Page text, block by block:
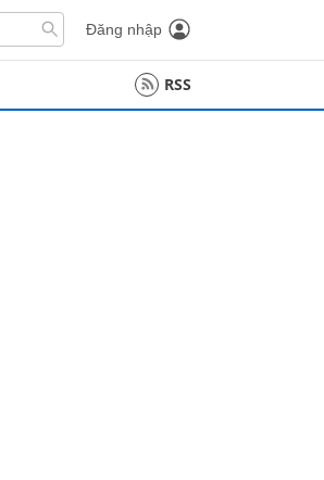
Đăng nhập
RSS